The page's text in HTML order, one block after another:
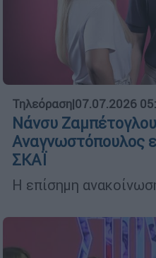
Τηλεόραση|07.07.2026
Νάνσυ
Αναγνωστόπουλος
ΣΚΑΪ
Η επίσημη